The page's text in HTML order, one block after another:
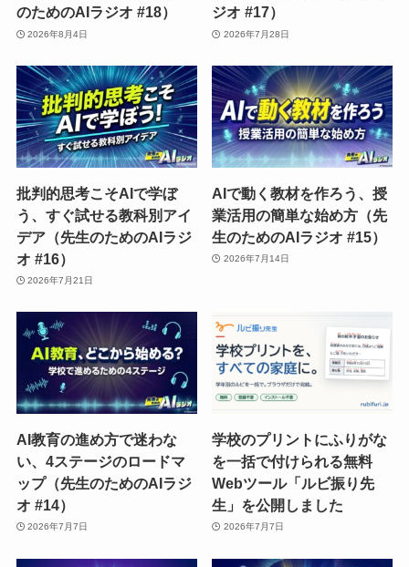
のためのAIラジオ #18）
2026年8月4日
ジオ #17）
2026年7月28日
批判的思考こそAIで学ぼ
う、すぐ試せる教科別アイ
デア（先生のためのAIラジ
オ #16）
2026年7月21日
AIで動く教材を作ろう、授
業活用の簡単な始め方（先
生のためのAIラジオ #15）
2026年7月14日
AI教育の進め方で迷わな
い、4ステージのロードマ
ップ（先生のためのAIラジ
オ #14）
2026年7月7日
学校のプリントにふりがな
を一括で付けられる無料
Webツール「ルビ振り先
生」を公開しました
2026年7月7日